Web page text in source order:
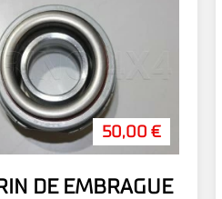
50,00 €
DE EMBRAGUE